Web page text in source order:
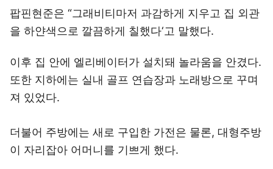
팝핀현준은 “그래비티마저 과감하게 지우고 집 외관
을 하얀색으로 깔끔하게 칠했다‘고 말했다.
이후 집 안에 엘리베이터가 설치돼 놀라움을 안겼다.
또한 지하에는 실내 골프 연습장과 노래방으로 꾸며
져 있었다.
더불어 주방에는 새로 구입한 가전은 물론, 대형주방
이 자리잡아 어머니를 기쁘게 했다.